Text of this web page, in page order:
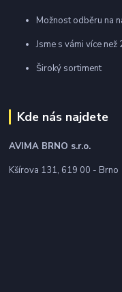
Možnost odběru na
Jsme s vámi více než
Široký sortiment
Kde nás najdete
AVIMA BRNO s.r.o.
Kšírova 131, 619 00 - Brno